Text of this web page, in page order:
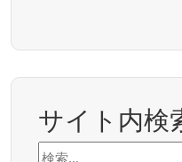
サイト内検
検